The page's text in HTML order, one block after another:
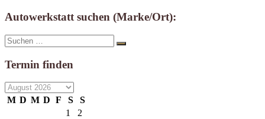
Autowerkstatt suchen (Marke/Ort):
Suche
nach:
Suchen
Termin finden
M D M D F S
S
1
2